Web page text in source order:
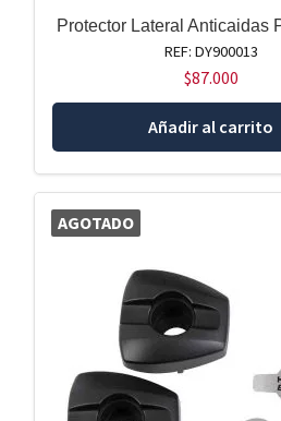
Protector Lateral Anticaidas
REF: DY900013
$87.000
Añadir al carrito
AGOTADO